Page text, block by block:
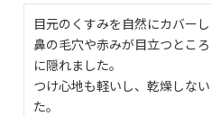
目元のくすみを自然にカバーし
鼻の毛穴や赤みが目立つとこ
に隠れました。
つけ心地も軽いし、乾燥しな
た。